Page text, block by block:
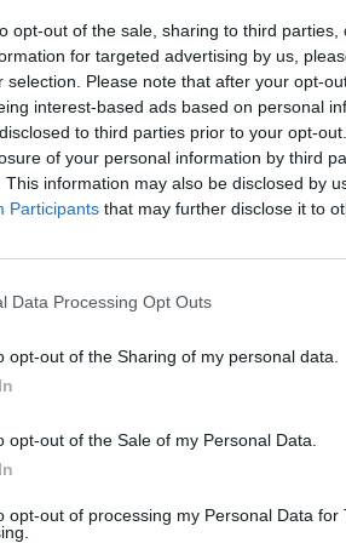
opt-out of the sale, sharing to third
for targeted advertising by us,
selection. Please note that after your opt-
interest-based ads based on personal
to third parties prior to your opt-
of your personal information by third
This information may also be disclosed by
Participants that may further disclose it to
Data Processing Opt Outs
opt-out of the Sharing of my personal data.
opt-out of the Sale of my Personal Data.
opt-out of processing my Personal Data for
Ρουβίκωνα στο υπ.
του
06/02/2019 -
133 προσαγωγές
ΟΙΚΟΝΟΜΙΑ
10
25/01/2019 -
ΕΛΛΑΔΑ